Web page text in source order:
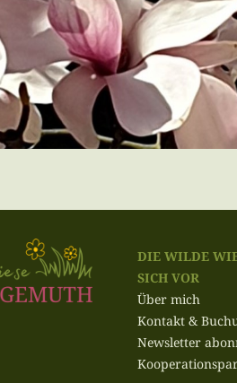
DIE WILDE
SICH VOR
Über mich
Kontakt &
Newsletter